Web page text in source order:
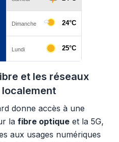
et les réseaux
donne accès à une
la fibre optique et la 5G,
aux usages numériques